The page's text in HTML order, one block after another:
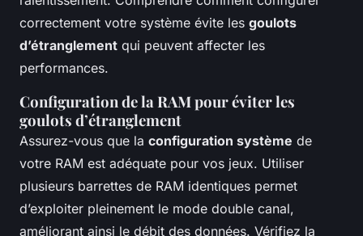
correctement votre système évite les goulots
d’étranglement qui peuvent affecter les
performances.
Configuration de la RAM pour éviter les
goulots d’étranglement
Assurez-vous que la configuration système de
votre RAM est adéquate pour vos jeux. Utiliser
plusieurs barrettes de RAM identiques permet
d’exploiter pleinement le mode double canal,
améliorant ainsi le débit des données. Vérifiez la